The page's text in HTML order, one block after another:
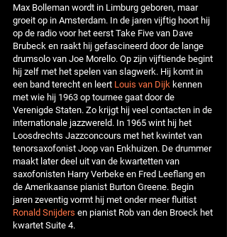
Max Bolleman wordt in Limburg geboren, maar
groeit op in Amsterdam. In de jaren vijftig hoort hij
op de radio voor het eerst Take Five van Dave
Brubeck en raakt hij gefascineerd door de lange
drumsolo van Joe Morello. Op zijn vijftiende begint
hij zelf met het spelen van slagwerk. Hij komt in
een band terecht en leert Louis van Dijkkennen
met wie hij 1963 op tournee gaat door de
Verenigde Staten. Zo krijgt hij veel contacten in de
internationale jazzwereld. In 1965 wint hij het
Loosdrechts Jazzconcours met het kwintet van
tenorsaxofonist Joop van Enkhuizen. De drummer
maakt later deel uit van de kwartetten van
saxofonisten Harry Verbeke en Fred Leeflang en
de Amerikaanse pianist Burton Greene. Begin
jaren zeventig vormt hij met onder meer fluitist
Ronald Snijders en pianist Rob van den Broeck het
kwartet Suite 4.